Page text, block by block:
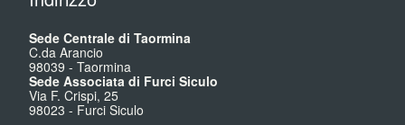
Sede Centrale di Taormina
C.da Arancio
98039 - Taormina
Sede Associata di Furci Siculo
Via F. Crispi, 25
98023 - Furci Siculo